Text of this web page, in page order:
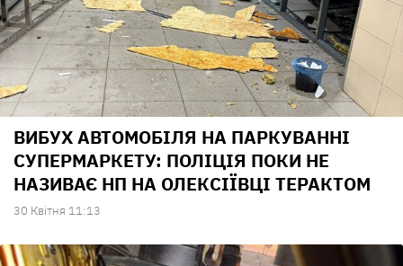
ВИБУХ АВТОМОБІЛЯ НА ПАРКУВАННІ
СУПЕРМАРКЕТУ: ПОЛІЦІЯ ПОКИ НЕ
НАЗИВАЄ НП НА ОЛЕКСІЇВЦІ ТЕРАКТОМ
30 Квiтня 11:13